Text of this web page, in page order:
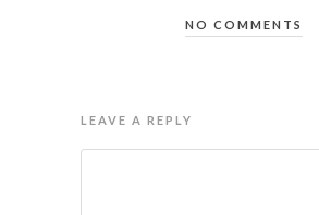
NO COMMENTS
LEAVE A REPLY